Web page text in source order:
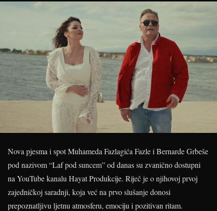
Nova pjesma i spot Muhameda Fazlagića Fazle i Bernarde Grbeše
pod nazivom “Laf pod suncem” od danas su zvanično dostupni
na YouTube kanalu Hayat Produkcije. Riječ je o njihovoj prvoj
zajedničkoj saradnji, koja već na prvo slušanje donosi
prepoznatljivu ljetnu atmosferu, emociju i pozitivan ritam.